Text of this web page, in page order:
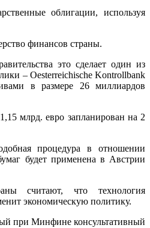
облигации, используя
финансов страны.
это сделает один из
– Oesterreichische Kontrollbank
в размере 26 миллиардов
млрд. евро запланирован на 2
процедура в отношении
будет применена в Австрии
считают, что технология
экономическую политику.
при Минфине консультативный